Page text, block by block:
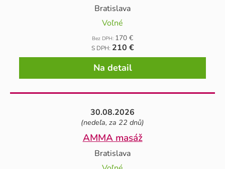
Bratislava
Voľné
Bez DPH: 170 €
S DPH: 210 €
Na detail
30.08.2026
(nedeľa, za 22 dnů)
AMMA masáž
Bratislava